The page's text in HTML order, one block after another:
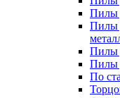
Пилы
Пилы
Пилы
Пилы
По